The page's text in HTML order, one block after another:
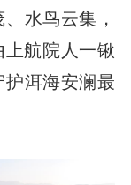
水鸟云集，
航院人一锹
洱海安澜最